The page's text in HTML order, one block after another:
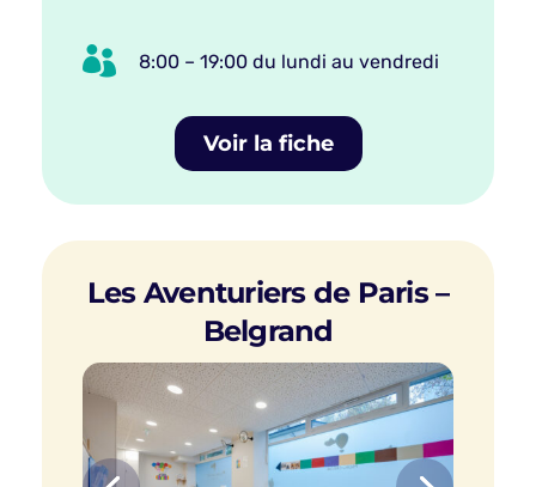
 8:00 – 19:00 du lundi au vendredi
Voir la fiche
Les Aventuriers de Paris –
Belgrand